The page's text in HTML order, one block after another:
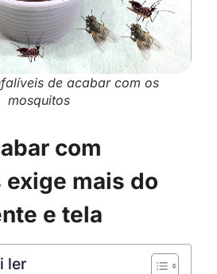
de acabar com os
mosquitos
com
mais do
e tela
ler